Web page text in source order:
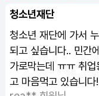
청소년재단
청소년 재단에 가서
되고 싶습니다.. 민간
가로막는데 ㅠㅠ 취
고 마음먹고 있습니